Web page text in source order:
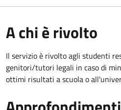
A chi è rivolto
Il servizio è rivolto agli studenti
genitori/tutori legali in caso di
ottimi risultati a scuola o